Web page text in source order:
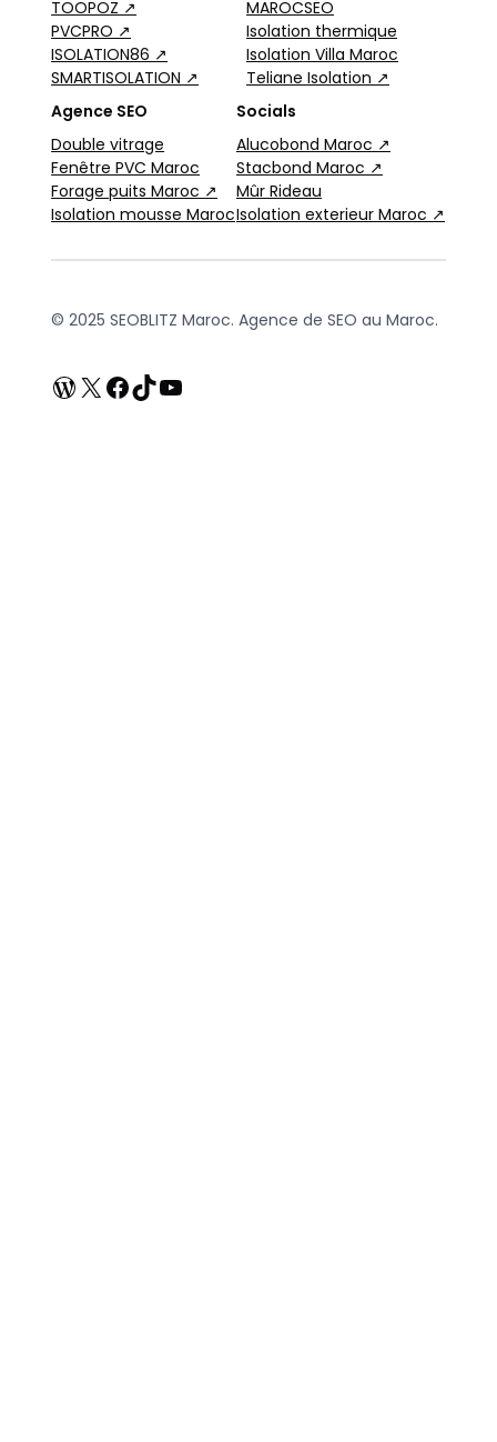
TOOPOZ ↗
PVCPRO ↗
ISOLATION86 ↗
SMARTISOLATION ↗
MAROCSEO
Isolation thermique
Isolation Villa Maroc
Teliane Isolation ↗
Agence SEO
Double vitrage
Fenêtre PVC Maroc
Forage puits Maroc ↗
Isolation mousse Maroc
Socials
Alucobond Maroc ↗
Stacbond Maroc ↗
Mûr Rideau
Isolation exterieur Maroc ↗
© 2025 SEOBLITZ Maroc. Agence de SEO au Maroc.
WordPress
X Facebook
TikTokYouTube